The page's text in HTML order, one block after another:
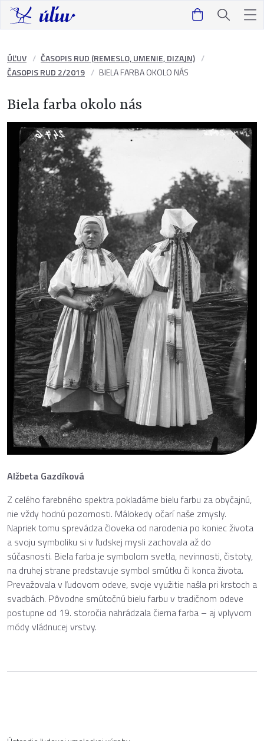
ÚĽUV
ČASOPIS RUD (REMESLO, UMENIE, DIZAJN)
ČASOPIS RUD 2/2019
BIELA FARBA OKOLO NÁS
Biela farba okolo nás
Alžbeta Gazdíková
Z celého farebného spektra pokladáme bielu farbu za obyčajnú,
nie vždy hodnú pozornosti. Málokedy očarí naše zmysly.
Napriek tomu sprevádza človeka od narodenia po koniec života
a svoju symboliku si v ľudskej mysli zachovala až do
súčasnosti. Biela farba je symbolom svetla, nevinnosti, čistoty,
na druhej strane predstavuje symbol smútku či konca života.
Prevažovala v ľudovom odeve, svoje využitie našla pri krstoch a
svadbách. Pôvodne smútočnú bielu farbu v tradičnom odeve
postupne od 19. storočia nahrádzala čierna farba – aj vplyvom
módy vládnucej vrstvy.